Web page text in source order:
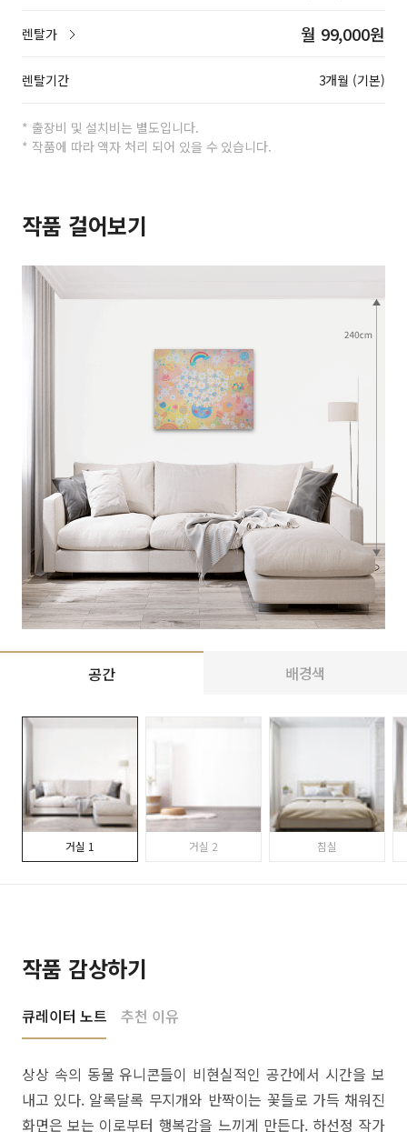
렌탈가 월 99,000원
렌탈기간 3개월 (기본)
* 출장비 및 설치비는 별도입니다.
* 작품에 따라 액자 처리 되어 있을 수 있습니다.
작품 걸어보기
공간 배경색
거실 1 거실 2 침실
작품 감상하기
큐레이터 노트 추천 이유
상상 속의 동물 유니콘들이 비현실적인 공간에서 시간을 보
내고 있다. 알록달록 무지개와 반짝이는 꽃들로 가득 채워진
화면은 보는 이로부터 행복감을 느끼게 만든다. 하선정 작가